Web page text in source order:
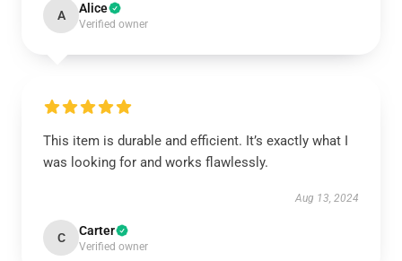
A Alice
Verified owner
This item is durable and efficient. It’s exactly what I
was looking for and works flawlessly.
Aug 13, 2024
C Carter
Verified owner